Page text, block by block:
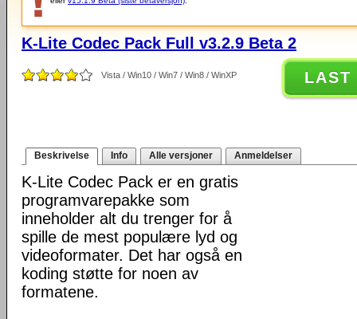
K-Lite Codec Pack Full v3.2.9 Beta 2
Vista / Win10 / Win7 / Win8 / WinXP LAST
Beskrivelse Info Alle versjoner Anmeldelser
K-Lite Codec Pack er en gratis
programvarepakke som
inneholder alt du trenger for å
spille de mest populære lyd og
videoformater. Det har også en
koding støtte for noen av
formatene.